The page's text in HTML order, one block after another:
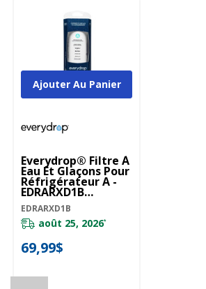
Everydrop® Filtre À
Eau Et Glaçons Pour
Réfrigérateur A -
EDRARXD1B
EDRARXD1B
EDRARXD1B
août 25, 2026*
69,99$
Ajouter Au Panier